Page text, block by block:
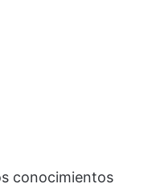
conocimientos